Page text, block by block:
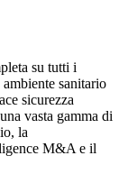
su tutti i
sanitario
sicurezza
vasta gamma di
la
M&A e il